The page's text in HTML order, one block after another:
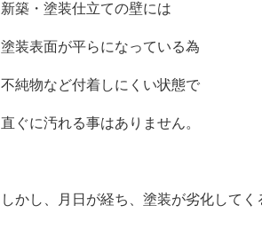
新築・塗装仕立ての壁には
塗装表面が平らになっている為
不純物など付着しにくい状態で
直ぐに汚れる事はありません。
しかし、月日が経ち、塗装が劣化してく